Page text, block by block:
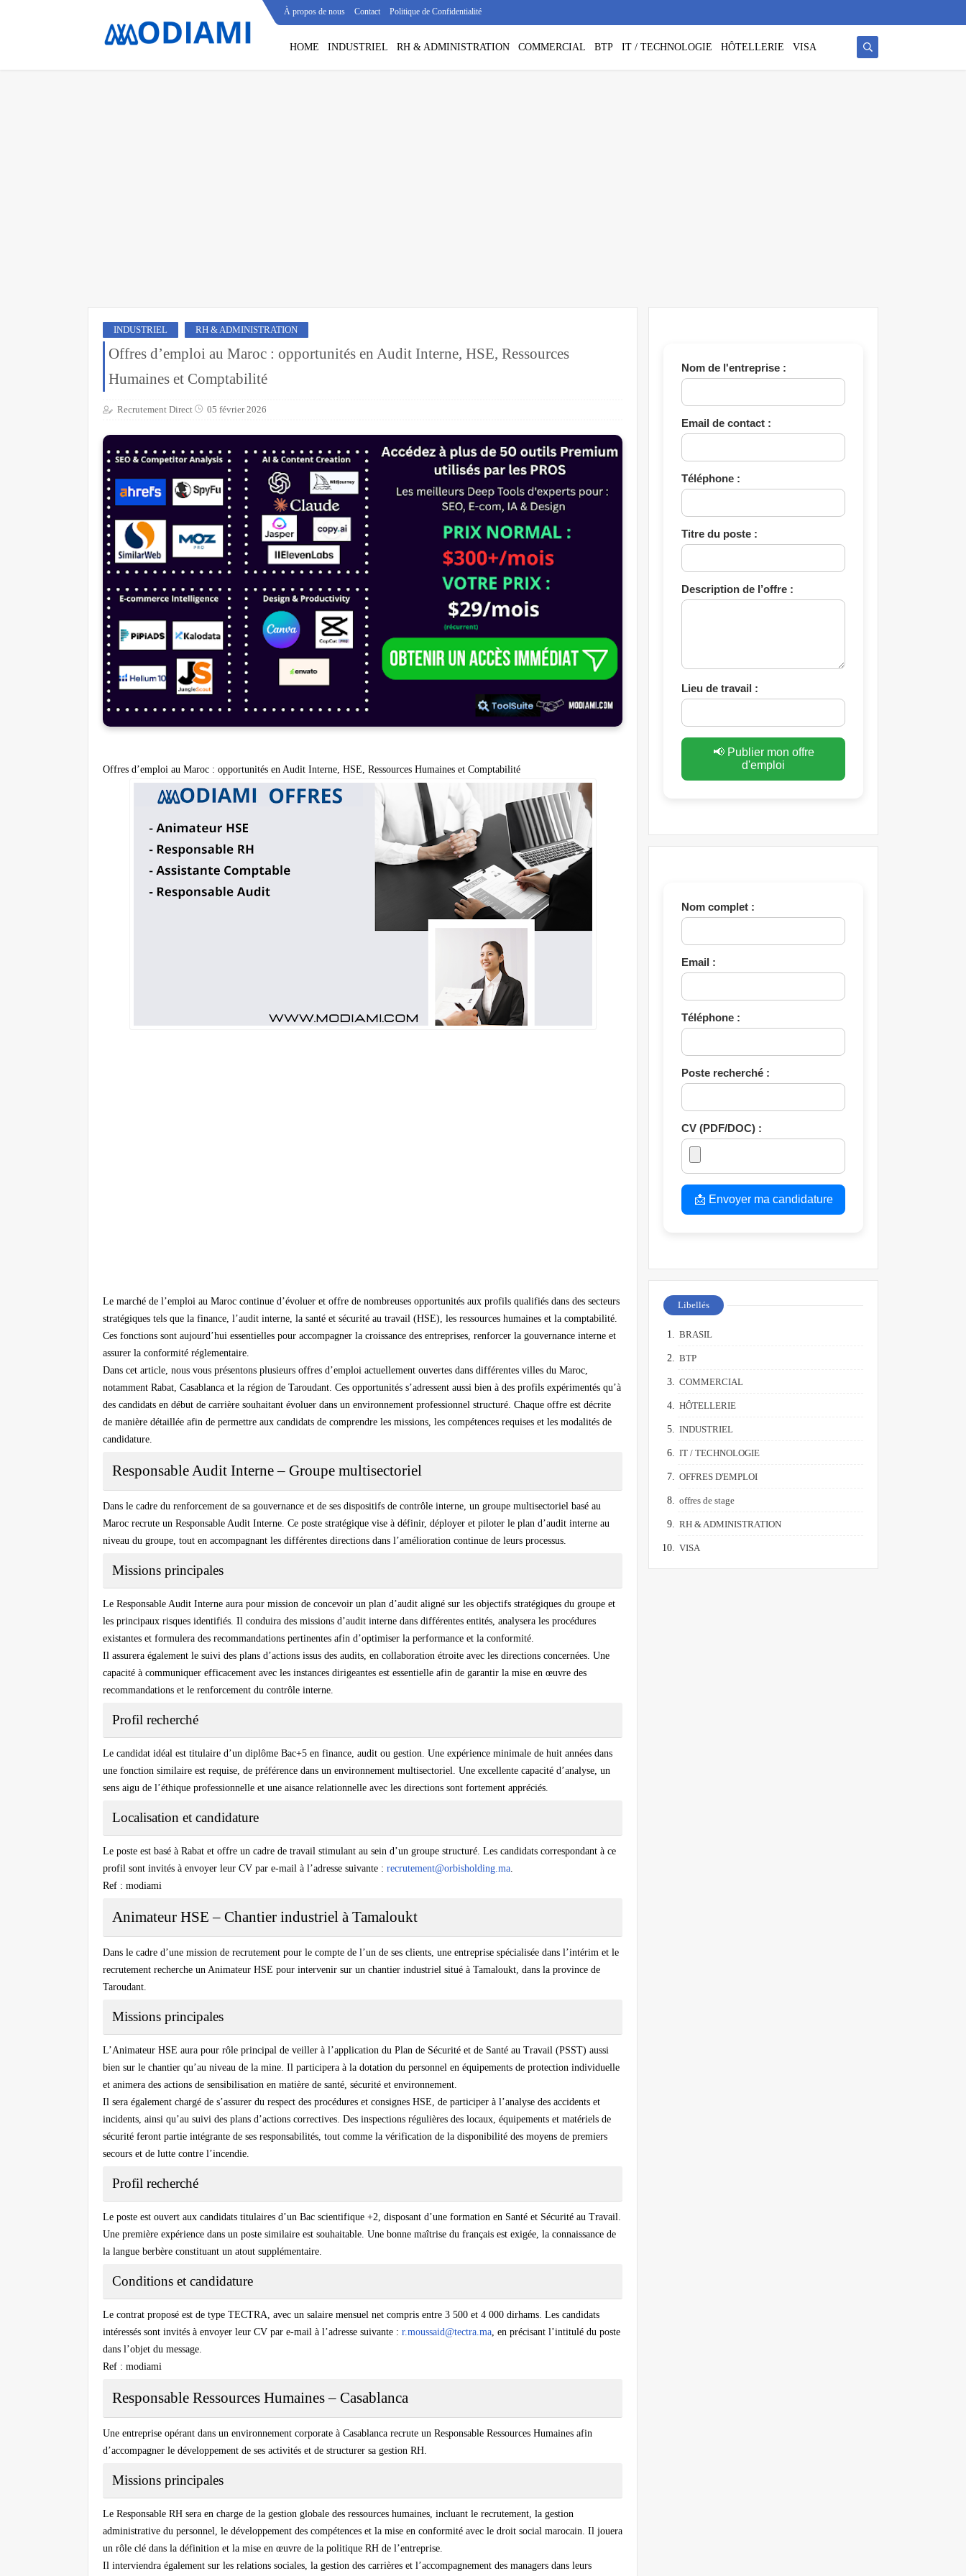
À propos de nous Contact Politique de Confidentialité
HOME INDUSTRIEL RH & ADMINISTRATION COMMERCIAL BTP IT / TECHNOLOGIE HÔTELLERIE VISA
INDUSTRIEL RH & ADMINISTRATION
Offres d’emploi au Maroc : opportunités en Audit Interne, HSE, Ressources
Humaines et Comptabilité
Recrutement Direct 05 février 2026
Offres d’emploi au Maroc : opportunités en Audit Interne, HSE, Ressources Humaines et Comptabilité
Le marché de l’emploi au Maroc continue d’évoluer et offre de nombreuses opportunités aux profils qualifiés dans des secteurs
stratégiques tels que la finance, l’audit interne, la santé et sécurité au travail (HSE), les ressources humaines et la comptabilité.
Ces fonctions sont aujourd’hui essentielles pour accompagner la croissance des entreprises, renforcer la gouvernance interne et
assurer la conformité réglementaire.
Dans cet article, nous vous présentons plusieurs offres d’emploi actuellement ouvertes dans différentes villes du Maroc,
notamment Rabat, Casablanca et la région de Taroudant. Ces opportunités s’adressent aussi bien à des profils expérimentés qu’à
des candidats en début de carrière souhaitant évoluer dans un environnement professionnel structuré. Chaque offre est décrite
de manière détaillée afin de permettre aux candidats de comprendre les missions, les compétences requises et les modalités de
candidature.
Responsable Audit Interne – Groupe multisectoriel
Dans le cadre du renforcement de sa gouvernance et de ses dispositifs de contrôle interne, un groupe multisectoriel basé au
Maroc recrute un Responsable Audit Interne. Ce poste stratégique vise à définir, déployer et piloter le plan d’audit interne au
niveau du groupe, tout en accompagnant les différentes directions dans l’amélioration continue de leurs processus.
Missions principales
Le Responsable Audit Interne aura pour mission de concevoir un plan d’audit aligné sur les objectifs stratégiques du groupe et
les principaux risques identifiés. Il conduira des missions d’audit interne dans différentes entités, analysera les procédures
existantes et formulera des recommandations pertinentes afin d’optimiser la performance et la conformité.
Il assurera également le suivi des plans d’actions issus des audits, en collaboration étroite avec les directions concernées. Une
capacité à communiquer efficacement avec les instances dirigeantes est essentielle afin de garantir la mise en œuvre des
recommandations et le renforcement du contrôle interne.
Profil recherché
Le candidat idéal est titulaire d’un diplôme Bac+5 en finance, audit ou gestion. Une expérience minimale de huit années dans
une fonction similaire est requise, de préférence dans un environnement multisectoriel. Une excellente capacité d’analyse, un
sens aigu de l’éthique professionnelle et une aisance relationnelle avec les directions sont fortement appréciés.
Localisation et candidature
Le poste est basé à Rabat et offre un cadre de travail stimulant au sein d’un groupe structuré. Les candidats correspondant à ce
profil sont invités à envoyer leur CV par e-mail à l’adresse suivante : recrutement@orbisholding.ma.
Ref : modiami
Animateur HSE – Chantier industriel à Tamaloukt
Dans le cadre d’une mission de recrutement pour le compte de l’un de ses clients, une entreprise spécialisée dans l’intérim et le
recrutement recherche un Animateur HSE pour intervenir sur un chantier industriel situé à Tamaloukt, dans la province de
Taroudant.
Missions principales
L’Animateur HSE aura pour rôle principal de veiller à l’application du Plan de Sécurité et de Santé au Travail (PSST) aussi
bien sur le chantier qu’au niveau de la mine. Il participera à la dotation du personnel en équipements de protection individuelle
et animera des actions de sensibilisation en matière de santé, sécurité et environnement.
Il sera également chargé de s’assurer du respect des procédures et consignes HSE, de participer à l’analyse des accidents et
incidents, ainsi qu’au suivi des plans d’actions correctives. Des inspections régulières des locaux, équipements et matériels de
sécurité feront partie intégrante de ses responsabilités, tout comme la vérification de la disponibilité des moyens de premiers
secours et de lutte contre l’incendie.
Profil recherché
Le poste est ouvert aux candidats titulaires d’un Bac scientifique +2, disposant d’une formation en Santé et Sécurité au Travail.
Une première expérience dans un poste similaire est souhaitable. Une bonne maîtrise du français est exigée, la connaissance de
la langue berbère constituant un atout supplémentaire.
Conditions et candidature
Le contrat proposé est de type TECTRA, avec un salaire mensuel net compris entre 3 500 et 4 000 dirhams. Les candidats
intéressés sont invités à envoyer leur CV par e-mail à l’adresse suivante : r.moussaid@tectra.ma, en précisant l’intitulé du poste
dans l’objet du message.
Ref : modiami
Responsable Ressources Humaines – Casablanca
Une entreprise opérant dans un environnement corporate à Casablanca recrute un Responsable Ressources Humaines afin
d’accompagner le développement de ses activités et de structurer sa gestion RH.
Missions principales
Le Responsable RH sera en charge de la gestion globale des ressources humaines, incluant le recrutement, la gestion
administrative du personnel, le développement des compétences et la mise en conformité avec le droit social marocain. Il jouera
un rôle clé dans la définition et la mise en œuvre de la politique RH de l’entreprise.
Il interviendra également sur les relations sociales, la gestion des carrières et l’accompagnement des managers dans leurs
Nom de l'entreprise :
Email de contact :
Téléphone :
Titre du poste :
Description de l’offre :
Lieu de travail :
📢 Publier mon offre
d'emploi
Nom complet :
Email :
Téléphone :
Poste recherché :
CV (PDF/DOC) :
📩 Envoyer ma candidature
Libellés
BRASIL
BTP
COMMERCIAL
HÔTELLERIE
INDUSTRIEL
IT / TECHNOLOGIE
OFFRES D'EMPLOI
offres de stage
RH & ADMINISTRATION
VISA